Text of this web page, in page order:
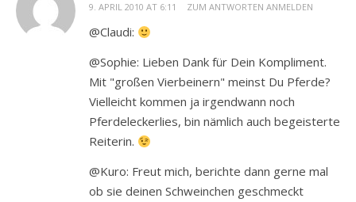
9. APRIL 2010 AT 6:11 ZUM ANTWORTEN ANMELDEN
@Claudi:
@Sophie: Lieben Dank für Dein Kompliment.
Mit "großen Vierbeinern" meinst Du Pferde?
Vielleicht kommen ja irgendwann noch
Pferdeleckerlies, bin nämlich auch begeisterte
Reiterin.
@Kuro: Freut mich, berichte dann gerne mal
ob sie deinen Schweinchen geschmeckt